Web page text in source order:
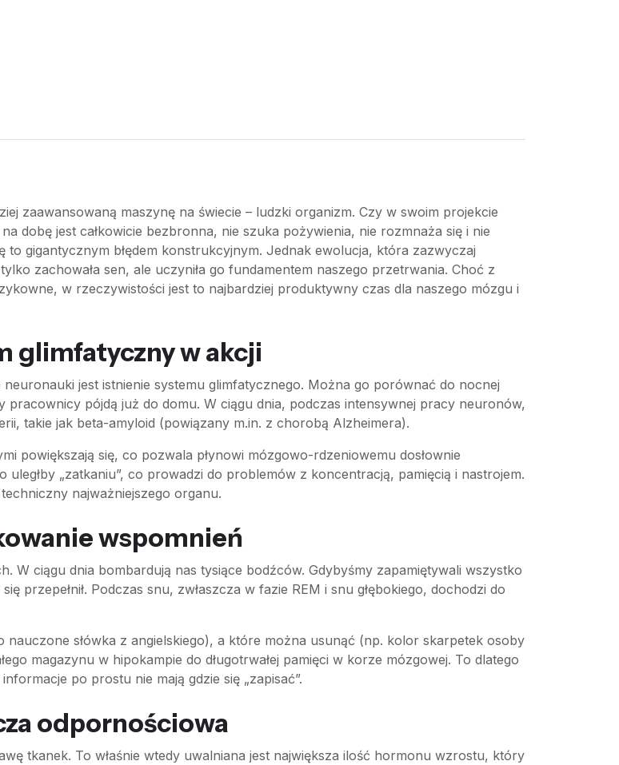
zaawansowaną maszynę na świecie – ludzki organizm. Czy w swoim projekcie
dobę jest całkowicie bezbronna, nie szuka pożywienia, nie rozmnaża się i nie
gigantycznym błędem konstrukcyjnym. Jednak ewolucja, która zazwyczaj
zachowała sen, ale uczyniła go fundamentem naszego przetrwania. Choć z
w rzeczywistości jest to najbardziej produktywny czas dla naszego mózgu i
glimfatyczny w akcji
jest istnienie systemu glimfatycznego. Można go porównać do nocnej
pójdą już do domu. W ciągu dnia, podczas intensywnej pracy neuronów,
takie jak beta-amyloid (powiązany m.in. z chorobą Alzheimera).
powiększają się, co pozwala płynowi mózgowo-rdzeniowemu dosłownie
„zatkaniu”, co prowadzi do problemów z koncentracją, pamięcią i nastrojem.
najważniejszego organu.
wspomnień
W ciągu dnia bombardują nas tysiące bodźców. Gdybyśmy zapamiętywali wszystko
przepełnił. Podczas snu, zwłaszcza w fazie REM i snu głębokiego, dochodzi do
słówka z angielskiego), a które można usunąć (np. kolor skarpetek osoby
magazynu w hipokampie do długotrwałej pamięci w korze mózgowej. To dlatego
po prostu nie mają gdzie się „zapisać”.
odpornościowa
tkanek. To właśnie wtedy uwalniana jest największa ilość hormonu wzrostu, który